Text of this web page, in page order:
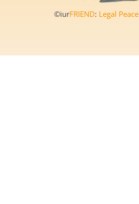
©iurFRIEND: Legal Peace